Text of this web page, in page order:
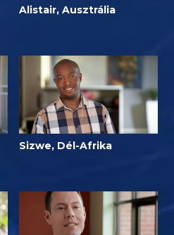
Alistair, Ausztrália
Sizwe, Dél-Afrika